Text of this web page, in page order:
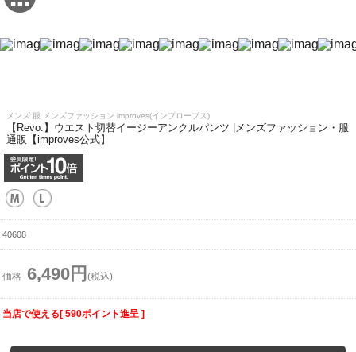
メンズ 服 メンズファッション improves(インプローブス)
【Revo.】ウエスト切替イージーアンクルパンツ |メンズファッション・服
通販【improves公式】
40608
価格 6,490円 (税込)
当店で使える[ 590ポイント進呈 ]